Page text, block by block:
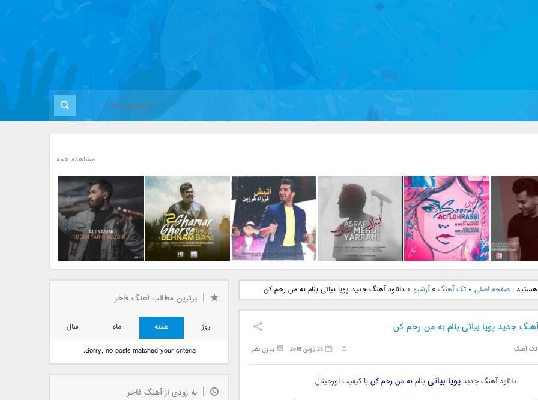
مشاهده همه
جدید رضا
نگار
دانلود آهنگ جدید علی
لهراسبی بنام صورت
دانلود آهنگ جدید مهدی
یراحی بنام اسرار
دانلود آهنگ جدید فرزاد
فرزین بنام آتیش
بانی بنام قرص قمر 2
یاسینی بنام دورترین نزدیک
هستید :صفحه اصلی »تک آهنگ »آرشیو »دانلود آهنگ جدید پویا بیاتی بنام به من رحم کن
آهنگ جدید پویا بیاتی بنام به من رحم کن
تک آهنگ بدون نظر 23 ژوئن 2016
دانلود آهنگ جدیدپویا بیاتیبنام به من رحم کنبا کیفیت اورجینال
برترین مطالب آهنگ فاخر
روز هفته ماه
سال
Sorry, no posts matched your criteria.
به زودی از آهنگ فاخر